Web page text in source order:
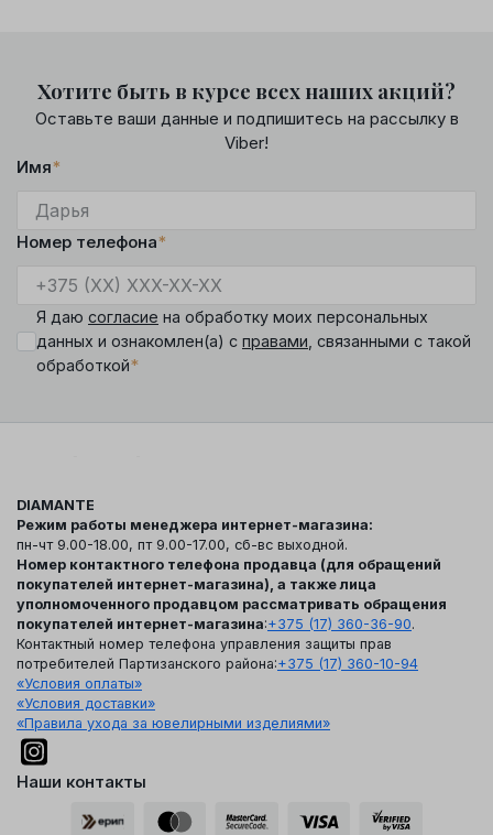
Хотите быть в курсе всех наших акций?
Оставьте ваши данные и подпишитесь на рассылку в
Viber!
Имя*
Номер телефона*
Я даю согласие на обработку моих персональных
данных и ознакомлен(а) с правами , связанными с такой
обработкой*
DIAMANTE
Режим работы менеджера интернет-магазина:
пн-чт 9.00-18.00, пт 9.00-17.00, сб-вс выходной.
Номер контактного телефона продавца (для обращений
покупателей интернет-магазина), а также лица
уполномоченного продавцом рассматривать обращения
покупателей интернет-магазина:+375 (17) 360-36-90.
Контактный номер телефона управления защиты прав
потребителей Партизанского района:+375 (17) 360-10-94
«Условия оплаты»
«Условия доставки»
«Правила ухода за ювелирными изделиями»
Наши контакты